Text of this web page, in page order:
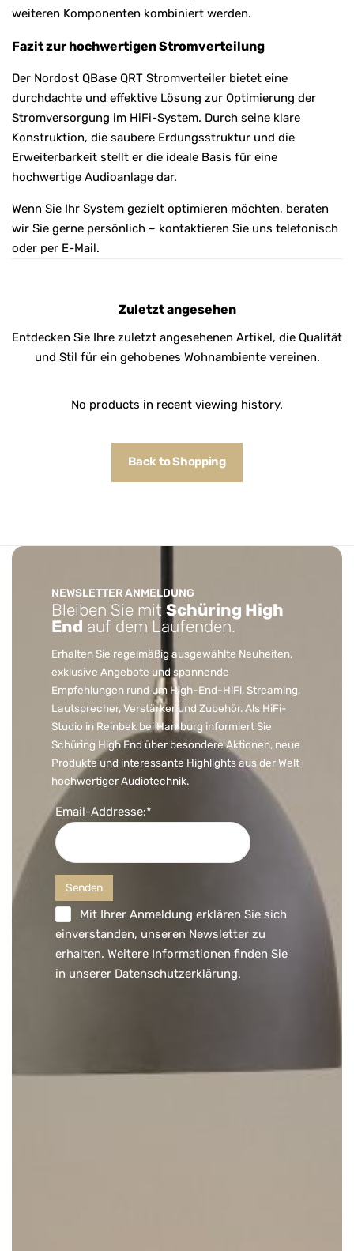
weiteren Komponenten kombiniert werden.
Fazit zur hochwertigen Stromverteilung
Der Nordost QBase QRT Stromverteiler bietet eine
durchdachte und effektive Lösung zur Optimierung der
Stromversorgung im HiFi-System. Durch seine klare
Konstruktion, die saubere Erdungsstruktur und die
Erweiterbarkeit stellt er die ideale Basis für eine
hochwertige Audioanlage dar.
Wenn Sie Ihr System gezielt optimieren möchten, beraten
wir Sie gerne persönlich – kontaktieren Sie uns telefonisch
oder per E-Mail.
Zuletzt angesehen
Entdecken Sie Ihre zuletzt angesehenen Artikel, die Qualität
und Stil für ein gehobenes Wohnambiente vereinen.
No products in recent viewing history.
Back to Shopping
NEWSLETTER ANMELDUNG
Bleiben Sie mit Schüring High
End auf dem Laufenden.
Erhalten Sie regelmäßig ausgewählte Neuheiten,
exklusive Angebote und spannende
Empfehlungen rund um High-End-HiFi, Streaming,
Lautsprecher, Verstärker und Zubehör. Als HiFi-
Studio in Reinbek bei Hamburg informiert Sie
Schüring High End über besondere Aktionen, neue
Produkte und interessante Highlights aus der Welt
hochwertiger Audiotechnik.
Email-Addresse:*
Mit Ihrer Anmeldung erklären Sie sich
einverstanden, unseren Newsletter zu
erhalten. Weitere Informationen finden Sie
in unserer Datenschutzerklärung.